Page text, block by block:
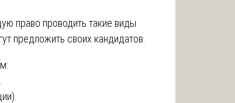
право проводить такие виды
предложить своих кандидатов.